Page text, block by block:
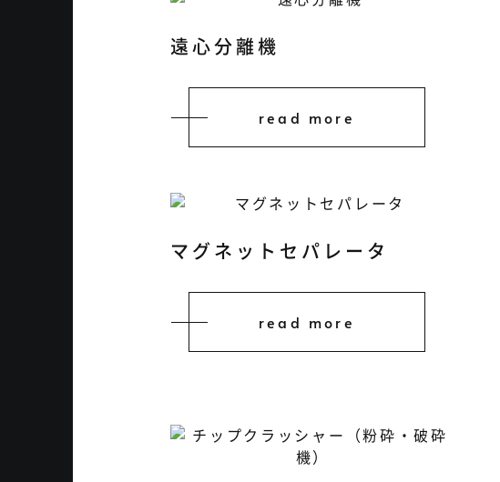
遠心分離機
read more
マグネットセパレータ
read more